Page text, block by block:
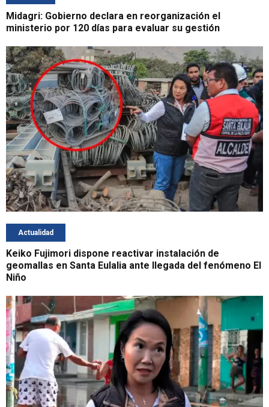
Midagri: Gobierno declara en reorganización el
ministerio por 120 días para evaluar su gestión
Actualidad
Keiko Fujimori dispone reactivar instalación de
geomallas en Santa Eulalia ante llegada del fenómeno El
Niño